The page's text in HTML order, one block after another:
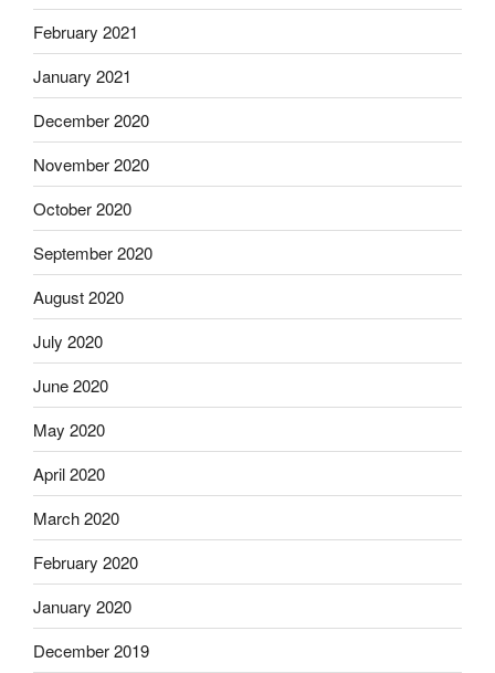
February 2021
January 2021
December 2020
November 2020
October 2020
September 2020
August 2020
July 2020
June 2020
May 2020
April 2020
March 2020
February 2020
January 2020
December 2019